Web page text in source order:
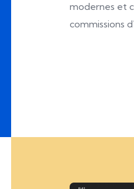
modernes et
commissions